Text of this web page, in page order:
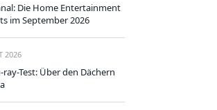
Die Home Entertainment
im September 2026
2026
ray-Test: Über den Dächern